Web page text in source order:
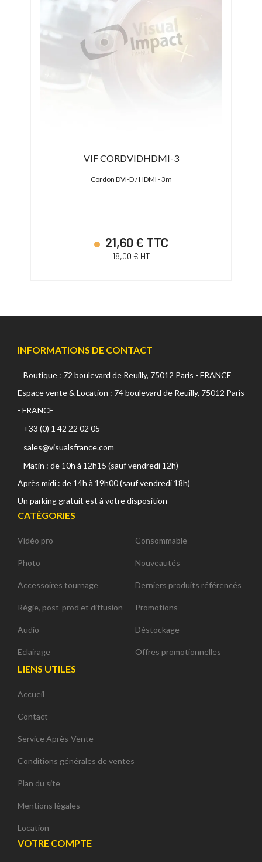
VIF CORDVIDHDMI-3
Cordon DVI-D / HDMI - 3m
21,60 € TTC
18,00 € HT
INFORMATIONS DE CONTACT
Boutique : 72 boulevard de Reuilly, 75012 Paris - FRANCE
Espace vente & Location : 74 boulevard de Reuilly, 75012 Paris
- FRANCE
+33 (0) 1 42 22 02 05
sales@visualsfrance.com
Matin : de 10h à 12h15 (sauf vendredi 12h)
Après midi : de 14h à 19h00 (sauf vendredi 18h)
Un parking gratuit est à votre disposition
CATÉGORIES
Vidéo pro
Photo
Accessoires tournage
Régie, post-prod et diffusion
Audio
Eclairage
Consommable
Nouveautés
Derniers produits référencés
Promotions
Déstockage
Offres promotionnelles
LIENS UTILES
Accueil
Contact
Service Après-Vente
Conditions générales de ventes
Plan du site
Mentions légales
Location
VOTRE COMPTE